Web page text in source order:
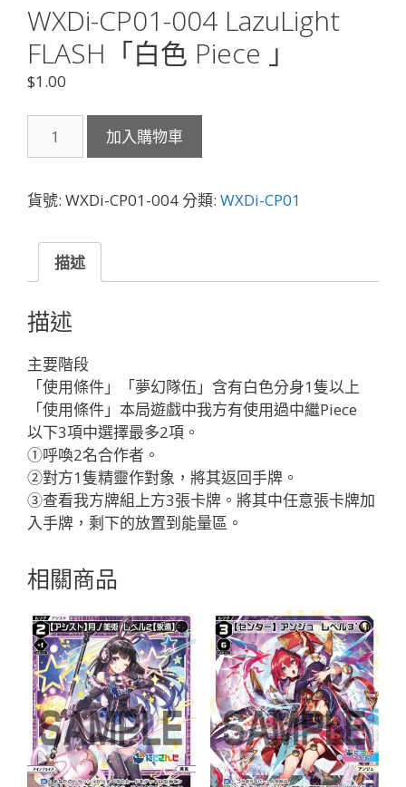
WXDi-CP01-004 LazuLight
FLASH「白色 Piece 」
$1.00
CP01-
LazuLight
色
Piece
」
數
量
加入購物車
貨號: WXDi-CP01-004分類: WXDi-CP01
描述
描述
主要階段
「使用條件」「夢幻隊伍」含有白色分身1隻以上
「使用條件」本局遊戲中我方有使用過中繼Piece
以下3項中選擇最多2項。
①呼喚2名合作者。
②對方1隻精靈作對象，將其返回手牌。
③查看我方牌組上方3張卡牌。將其中任意張卡牌加
入手牌，剩下的放置到能量區。
相關商品